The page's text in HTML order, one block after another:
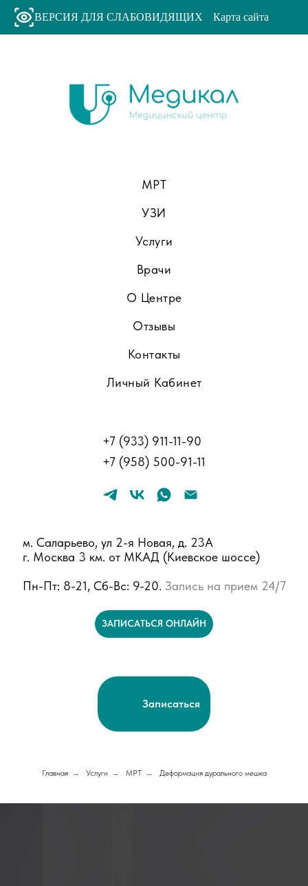
ВЕРСИЯ ДЛЯ СЛАБОВИДЯЩИХ Карта сайта
МРТ
УЗИ
Услуги
Врачи
О Центре
Отзывы
Контакты
Личный Кабинет
+7 (933) 911-11-90
+7 (958) 500-91-11
м. Саларьево, ул 2-я Новая, д. 23А
г. Москва 3 км. от МКАД (Киевское шоссе)
Пн-Пт: 8-21, Сб-Вс: 9-20. Запись на прием 24/7
ЗАПИСАТЬСЯ ОНЛАЙН
Записаться
Главная → Услуги → МРТ → Деформация дурального мешка